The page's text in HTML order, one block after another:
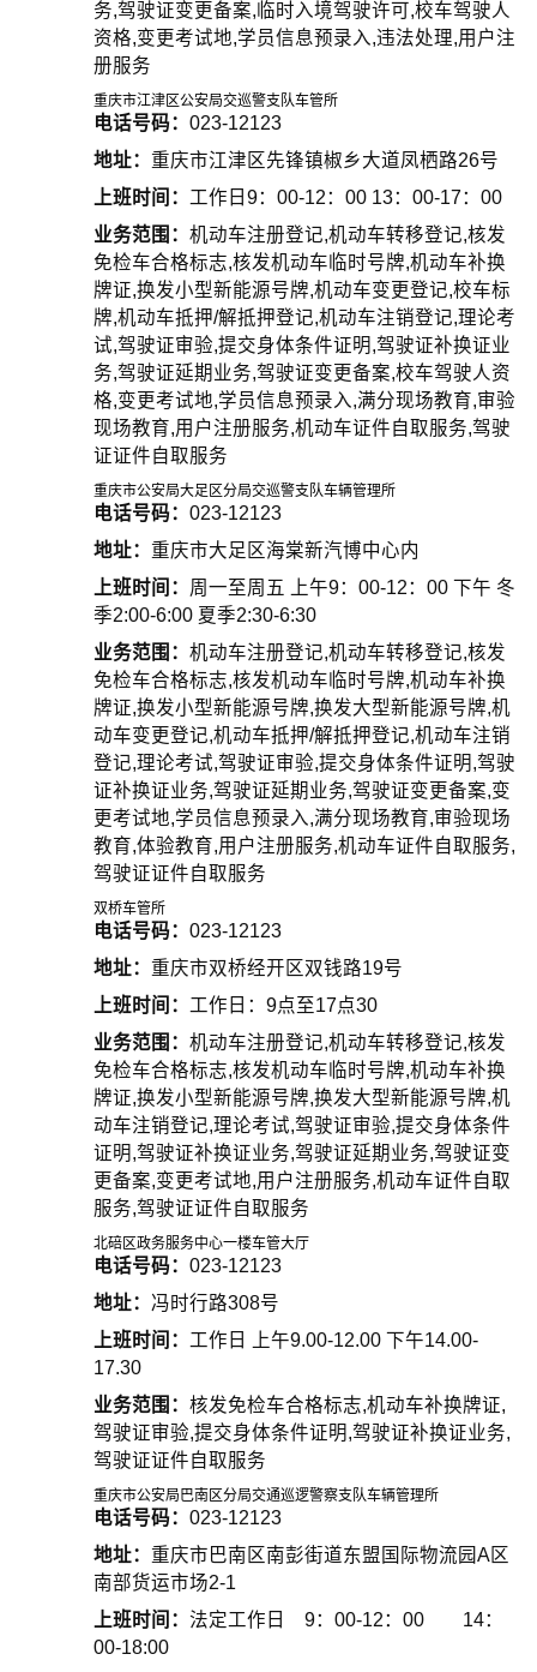
务,驾驶证变更备案,临时入境驾驶许可,校车驾驶人
资格,变更考试地,学员信息预录入,违法处理,用户注
册服务
重庆市江津区公安局交巡警支队车管所
电话号码： 023-12123
地址： 重庆市江津区先锋镇椒乡大道凤栖路26号
上班时间： 工作日9：00-12：00 13：00-17：00
业务范围： 机动车注册登记,机动车转移登记,核发
免检车合格标志,核发机动车临时号牌,机动车补换
牌证,换发小型新能源号牌,机动车变更登记,校车标
牌,机动车抵押/解抵押登记,机动车注销登记,理论考
试,驾驶证审验,提交身体条件证明,驾驶证补换证业
务,驾驶证延期业务,驾驶证变更备案,校车驾驶人资
格,变更考试地,学员信息预录入,满分现场教育,审验
现场教育,用户注册服务,机动车证件自取服务,驾驶
证证件自取服务
重庆市公安局大足区分局交巡警支队车辆管理所
电话号码： 023-12123
地址： 重庆市大足区海棠新汽博中心内
上班时间： 周一至周五 上午9：00-12：00 下午 冬
季2:00-6:00 夏季2:30-6:30
业务范围： 机动车注册登记,机动车转移登记,核发
免检车合格标志,核发机动车临时号牌,机动车补换
牌证,换发小型新能源号牌,换发大型新能源号牌,机
动车变更登记,机动车抵押/解抵押登记,机动车注销
登记,理论考试,驾驶证审验,提交身体条件证明,驾驶
证补换证业务,驾驶证延期业务,驾驶证变更备案,变
更考试地,学员信息预录入,满分现场教育,审验现场
教育,体验教育,用户注册服务,机动车证件自取服务,
驾驶证证件自取服务
双桥车管所
电话号码： 023-12123
地址： 重庆市双桥经开区双钱路19号
上班时间： 工作日：9点至17点30
业务范围： 机动车注册登记,机动车转移登记,核发
免检车合格标志,核发机动车临时号牌,机动车补换
牌证,换发小型新能源号牌,换发大型新能源号牌,机
动车注销登记,理论考试,驾驶证审验,提交身体条件
证明,驾驶证补换证业务,驾驶证延期业务,驾驶证变
更备案,变更考试地,用户注册服务,机动车证件自取
服务,驾驶证证件自取服务
北碚区政务服务中心一楼车管大厅
电话号码： 023-12123
地址： 冯时行路308号
上班时间： 工作日 上午9.00-12.00 下午14.00-
17.30
业务范围： 核发免检车合格标志,机动车补换牌证,
驾驶证审验,提交身体条件证明,驾驶证补换证业务,
驾驶证证件自取服务
重庆市公安局巴南区分局交通巡逻警察支队车辆管理所
电话号码： 023-12123
地址： 重庆市巴南区南彭街道东盟国际物流园A区
南部货运市场2-1
上班时间： 法定工作日 9：00-12：00 14：
00-18:00